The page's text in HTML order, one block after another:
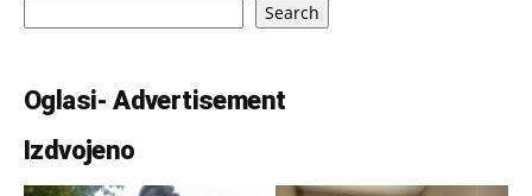
Search
Oglasi- Advertisement
Izdvojeno